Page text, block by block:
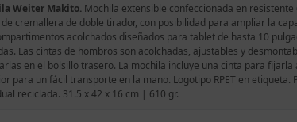
Weiter Makito. Mochila extensible confeccionada en resistente
cremallera de doble tirador, con posibilidad para ampliar la
acolchados diseñados para tablet de hasta 10
Las cintas de hombros son acolchadas, ajustables y
en el bolsillo trasero. La mochila incluye una cinta para fijarla
para un fácil transporte en la mano. Logotipo RPET en etiqueta.
reciclada. 31.5 x 42 x 16 cm | 610 gr.